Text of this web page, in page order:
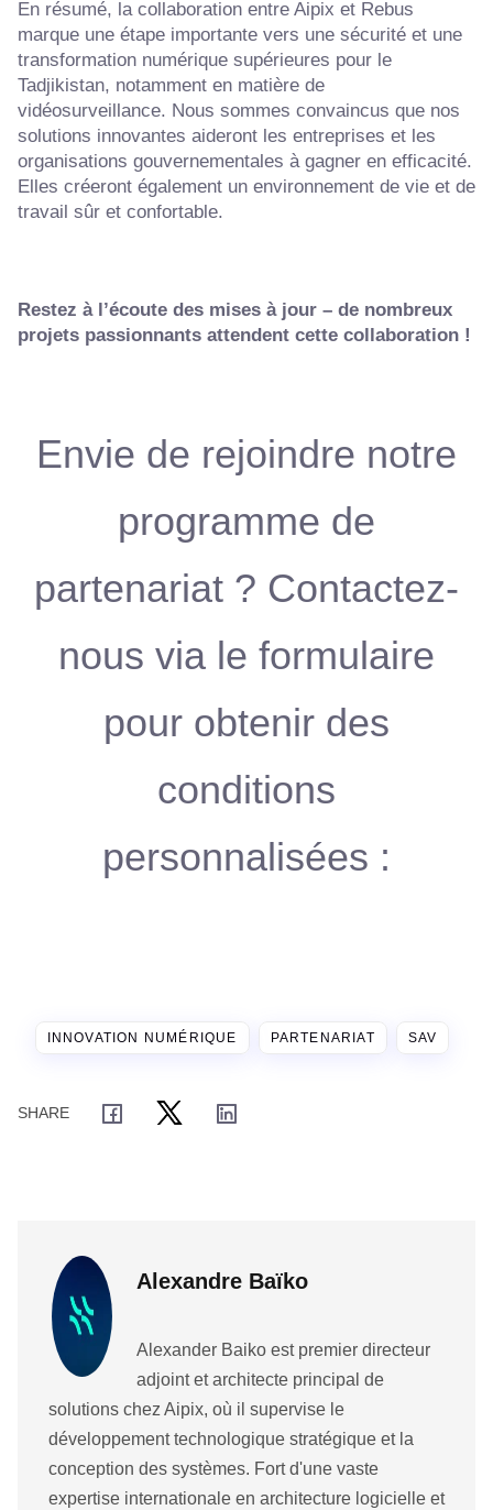
En résumé, la collaboration entre Aipix et Rebus
marque une étape importante vers une sécurité et une
transformation numérique supérieures pour le
Tadjikistan, notamment en matière de
vidéosurveillance. Nous sommes convaincus que nos
solutions innovantes aideront les entreprises et les
organisations gouvernementales à gagner en efficacité.
Elles créeront également un environnement de vie et de
travail sûr et confortable.
Restez à l’écoute des mises à jour – de nombreux
projets passionnants attendent cette collaboration !
Envie de rejoindre notre
programme de
partenariat ? Contactez-
nous via le formulaire
pour obtenir des
conditions
personnalisées :
INNOVATION NUMÉRIQUE PARTENARIAT SAV
Alexandre Baïko
Alexander Baiko est premier directeur
adjoint et architecte principal de
solutions chez Aipix, où il supervise le
développement technologique stratégique et la
conception des systèmes. Fort d'une vaste
expertise internationale en architecture logicielle et